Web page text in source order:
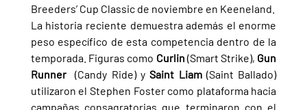
Breeders’ Cup Classic de noviembre en Keeneland.
La historia reciente demuestra además el enorme
peso específico de esta competencia dentro de la
temporada. Figuras como Curlin (Smart Strike), Gun
Runner (Candy Ride) y Saint Liam (Saint Ballado)
utilizaron el Stephen Foster como plataforma hacia
campañas consagratorias que terminaron con el